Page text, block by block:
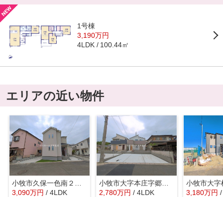
1号棟
3,190万円
4LDK 100.44㎡
エリアの近い物件
3,090万円 / 4LDK
小牧市大字本庄字郷浦2613-89『仲介料無料』新築戸建て
2,780万円 / 4LDK 3,180万円